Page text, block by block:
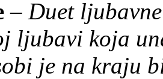
– Duet
ljubavi koja
je na kraju